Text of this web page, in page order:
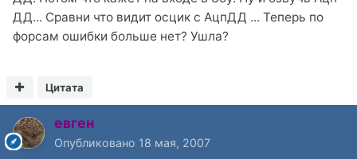
ДД... Сравни что видит осцик с АцпДД ... Теперь по
форсам ошибки больше нет? Ушла?
Цитата
евген
Опубликовано 18 мая, 2007